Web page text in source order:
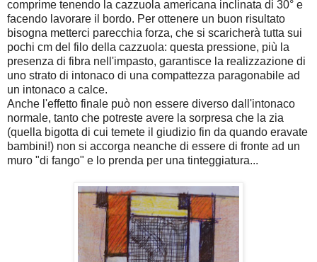
comprime tenendo la cazzuola americana inclinata di 30° e
facendo lavorare il bordo. Per ottenere un buon risultato
bisogna metterci parecchia forza, che si scaricherà tutta sui
pochi cm del filo della cazzuola: questa pressione, più la
presenza di fibra nell'impasto, garantisce la realizzazione di
uno strato di intonaco di una compattezza paragonabile ad
un intonaco a calce.
Anche l'effetto finale può non essere diverso dall'intonaco
normale, tanto che potreste avere la sorpresa che la zia
(quella bigotta di cui temete il giudizio fin da quando eravate
bambini!) non si accorga neanche di essere di fronte ad un
muro "di fango" e lo prenda per una tinteggiatura...